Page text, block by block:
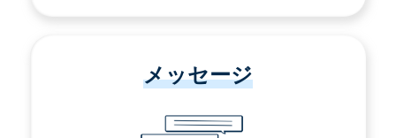
メッセージ